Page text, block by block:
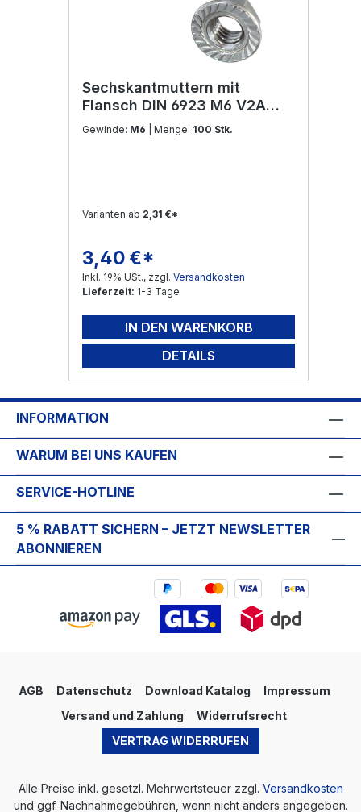
Sechskantmuttern mit
Flansch DIN 6923 M6 V2A
Edelstahl
Gewinde: M6 | Menge: 100 Stk.
Varianten ab 2,31 €*
Regulärer Preis:
3,40 €*
Inkl. 19% USt., zzgl. Versandkosten
Lieferzeit: 1-3 Tage
IN DEN WARENKORB
DETAILS
INFORMATION
WARUM BEI UNS KAUFEN
SERVICE-HOTLINE
5 % RABATT SICHERN – JETZT NEWSLETTER
ABONNIEREN
AGB Datenschutz Download Katalog
Impressum
Versand und Zahlung
Widerrufsrecht
VERTRAG WIDERRUFEN
Alle Preise inkl. gesetzl. Mehrwertsteuer zzgl. Versandkosten
und ggf. Nachnahmegebühren, wenn nicht anders angegeben.